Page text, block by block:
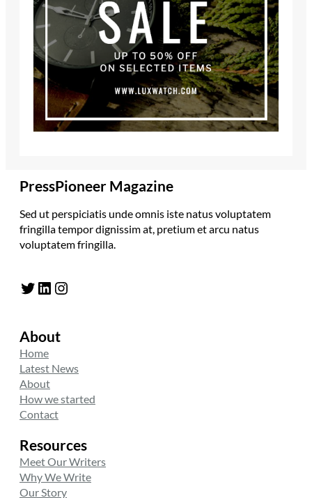
PressPioneer Magazine
Sed ut perspiciatis unde omnis iste natus voluptatem
fringilla tempor dignissim at, pretium et arcu natus
voluptatem fringilla.
Twitter LinkedIn Instagram
About
Home
Latest News
About
How we started
Contact
Resources
Meet Our Writers
Why We Write
Our Story